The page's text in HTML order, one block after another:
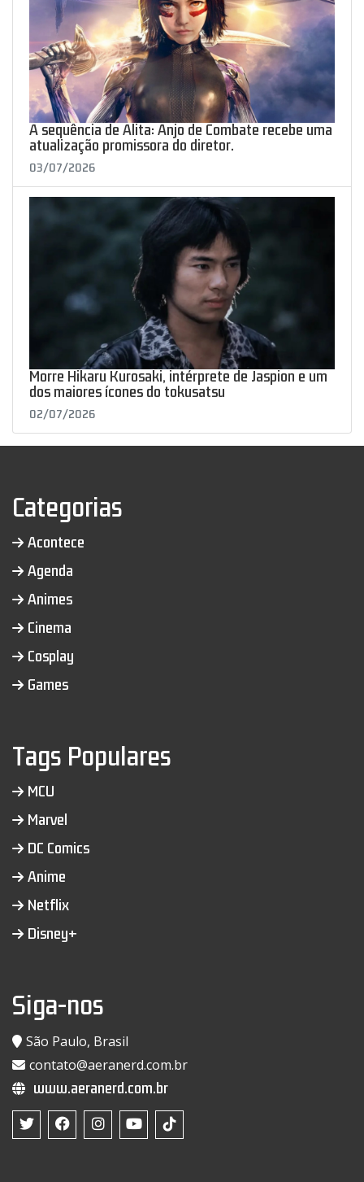
A sequência de Alita: Anjo de Combate recebe uma
atualização promissora do diretor.
03/07/2026
Morre Hikaru Kurosaki, intérprete de Jaspion e um
dos maiores ícones do tokusatsu
02/07/2026
Categorias
Acontece
Agenda
Animes
Cinema
Cosplay
Games
Tags Populares
MCU
Marvel
DC Comics
Anime
Netflix
Disney+
Siga-nos
São Paulo, Brasil
contato@aeranerd.com.br
www.aeranerd.com.br